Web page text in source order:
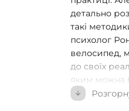
детально
такі
психолог
велосипед,
до своїх
яким можна
Цим шляхом